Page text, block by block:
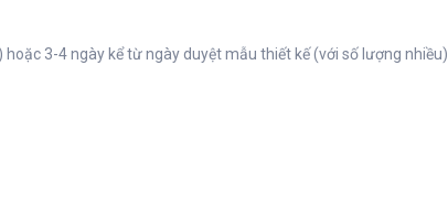
3-4 ngày kể từ ngày duyệt mẫu thiết kế (với số lượng nhiều)